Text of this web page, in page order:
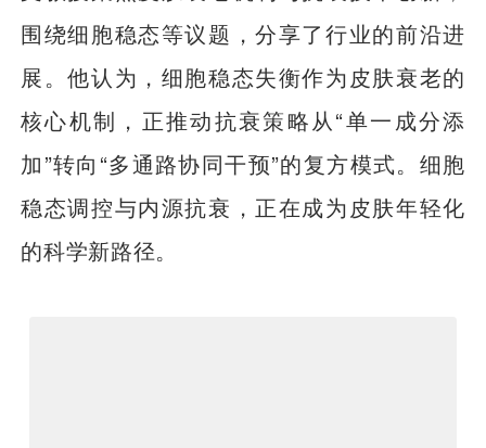
围绕细胞稳态等议题，分享了行业的前沿进
展。他认为，细胞稳态失衡作为皮肤衰老的
核心机制，正推动抗衰策略从“单一成分添
加”转向“多通路协同干预”的复方模式。细胞
稳态调控与内源抗衰，正在成为皮肤年轻化
的科学新路径。